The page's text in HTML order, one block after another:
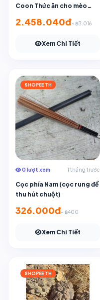
Coon Thức ăn cho mèo
trở lên 10 kg.
2.458.040đ~ ฿3.016
Xem Chi Tiết
SHOPEE TH
0 lượt xem 1 tháng trước
Cọc phía Nam (cọc rung để
thu hút chuột)
326.000đ~ ฿400
Xem Chi Tiết
SHOPEE TH